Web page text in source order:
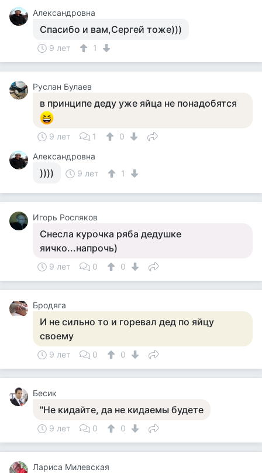
Александровна
Спасибо и вам,Сергей тоже)))
9 лет 1
Руслан Булаев
в принципе деду уже яйца не понадобятся
9 лет 1
0
Александровна
)))) 9 лет 1
Игорь Росляков
Снесла курочка ряба дедушке
яичко...напрочь)
9 лет 0 0
Бродяга
И не сильно то и горевал дед по яйцу
своему
9 лет 0 0
Бесик
"Не кидайте, да не кидаемы будете
9 лет 0 0
Лариса Милевская